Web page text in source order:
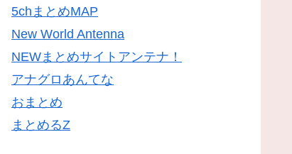
5chまとめMAP
New World Antenna
NEWまとめサイトアンテナ！
アナグロあんてな
おまとめ
まとめるZ